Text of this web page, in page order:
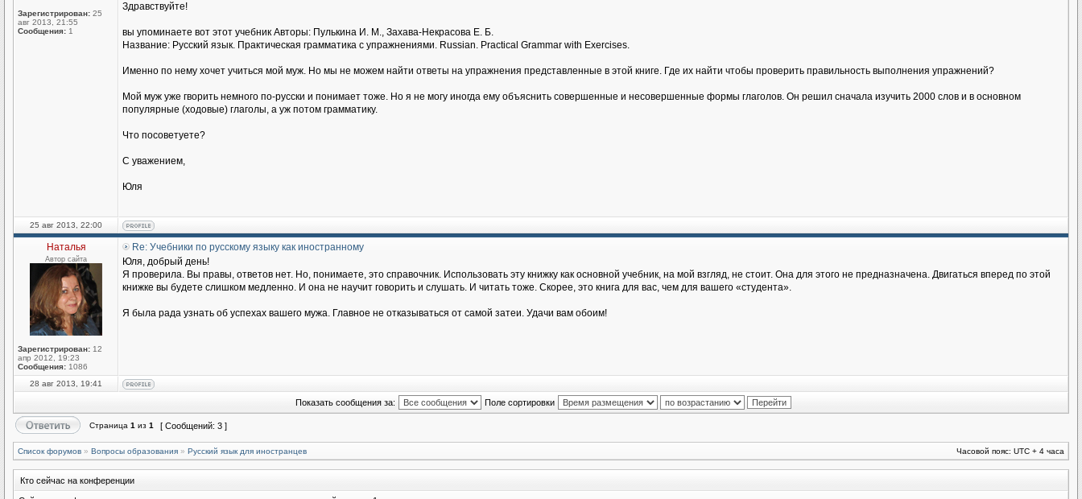
Зарегистрирован: 25
авг 2013, 21:55
Сообщения: 1
Здравствуйте!
вы упоминаете вот этот учебник Авторы: Пулькина И. М., Захава-Некрасова Е. Б.
Название: Русский язык. Практическая грамматика с упражнениями. Russian. Practical Grammar with Exercises.
Именно по нему хочет учиться мой муж. Но мы не можем найти ответы на упражнения представленные в этой книге. Где их найти чтобы проверить правильность выполнения упражнений?
Мой муж уже гворить немного по-русски и понимает тоже. Но я не могу иногда ему объяснить совершенные и несовершенные формы глаголов. Он решил сначала изучить 2000 слов и в основном
популярные (ходовые) глаголы, а уж потом грамматику.
Что посоветуете?
С уважением,
Юля
25 авг 2013, 22:00
Наталья
Автор сайта
Зарегистрирован: 12
апр 2012, 19:23
Сообщения: 1086
Re: Учебники по русскому языку как иностранному
Юля, добрый день!
Я проверила. Вы правы, ответов нет. Но, понимаете, это справочник. Использовать эту книжку как основной учебник, на мой взгляд, не стоит. Она для этого не предназначена. Двигаться вперед по этой
книжке вы будете слишком медленно. И она не научит говорить и слушать. И читать тоже. Скорее, это книга для вас, чем для вашего «студента».
Я была рада узнать об успехах вашего мужа. Главное не отказываться от самой затеи. Удачи вам обоим!
28 авг 2013, 19:41
Показать сообщения за: Поле сортировки
Страница 1 из 1 [ Сообщений: 3 ]
Список форумов » Вопросы образования » Русский язык для иностранцев Часовой пояс: UTC + 4 часа
Кто сейчас на конференции